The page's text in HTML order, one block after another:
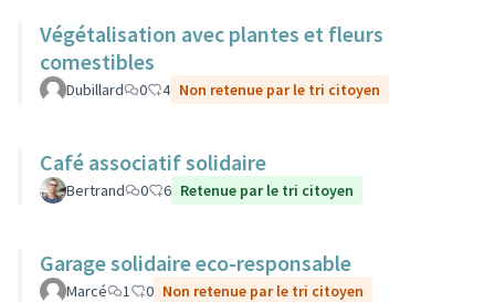
Végétalisation avec plantes et fleurs
comestibles
Dubillard 0 4 Non retenue par le tri citoyen
Café associatif solidaire
Bertrand 0 6 Retenue par le tri citoyen
Garage solidaire eco-responsable
Marcé 1 0 Non retenue par le tri citoyen